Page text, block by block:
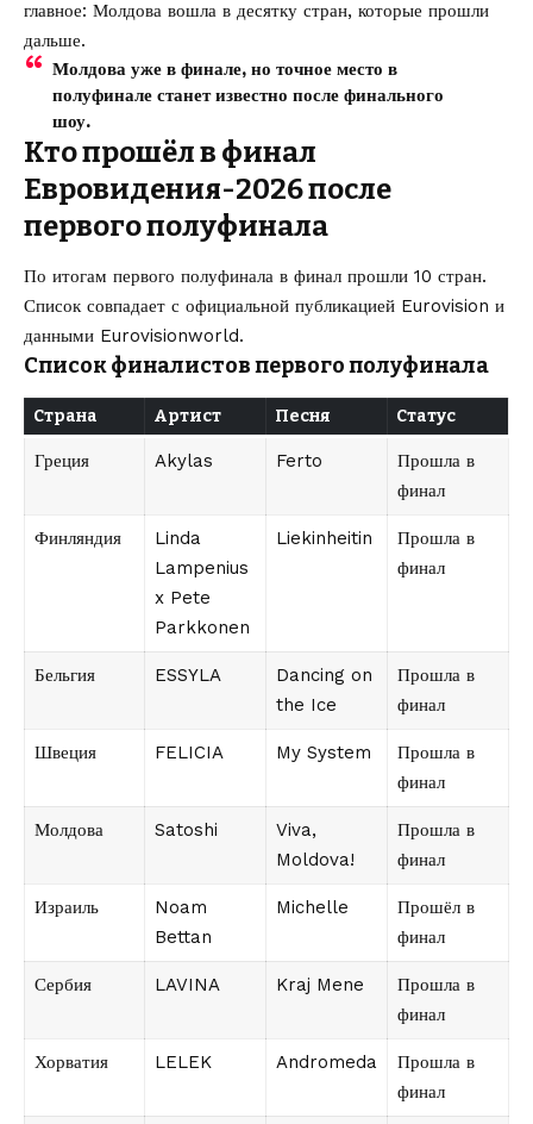
главное: Молдова вошла в десятку стран, которые прошли
дальше.
Молдова уже в финале, но точное место в
полуфинале станет известно после финального
шоу.
Кто прошёл в финал
Евровидения-2026 после
первого полуфинала
По итогам первого полуфинала в финал прошли 10 стран.
Список совпадает с официальной публикацией Eurovision и
данными Eurovisionworld.
Список финалистов первого полуфинала
Страна Артист Песня Статус
Греция Akylas Ferto
Прошла в
финал
Финляндия
Linda
Lampenius
x Pete
Parkkonen
Liekinheitin
Прошла в
финал
Бельгия ESSYLA
Dancing on
the Ice
Прошла в
финал
Швеция FELICIA My System
Прошла в
финал
Молдова Satoshi
Viva,
Moldova!
Прошла в
финал
Израиль
Noam
Bettan
Michelle
Прошёл в
финал
Сербия LAVINA Kraj Mene
Прошла в
финал
Хорватия LELEK Andromeda
Прошла в
финал